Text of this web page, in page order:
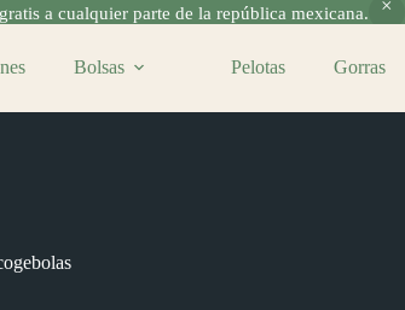
a cualquier parte de la república mexicana.
Bolsas Pelotas Gorras